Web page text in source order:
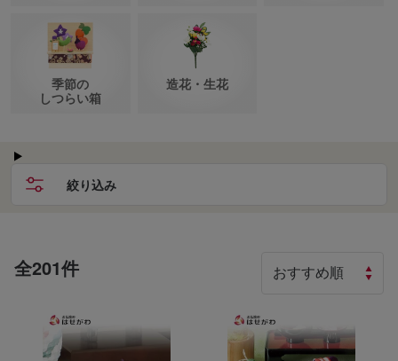
季節の
しつらい箱
造花・生花
全201件
絞り込み